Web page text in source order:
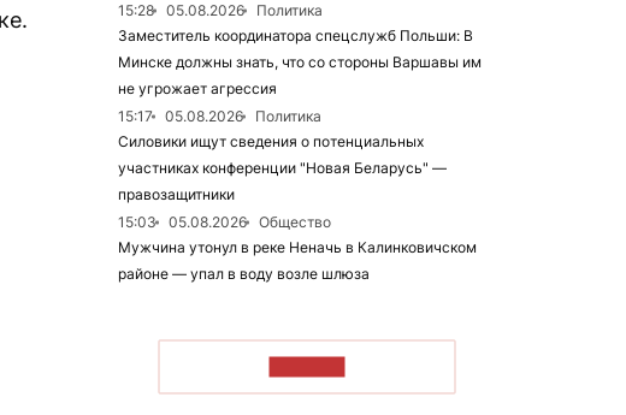
15:28
05.08.2026
Политика
Заместитель координатора спецслужб Польши: В
Минске должны знать, что со стороны Варшавы им
не угрожает агрессия
15:17
05.08.2026
Политика
Силовики ищут сведения о потенциальных
участниках конференции "Новая Беларусь" —
правозащитники
15:03
05.08.2026
Общество
Мужчина утонул в реке Неначь в Калинковичском
районе — упал в воду возле шлюза